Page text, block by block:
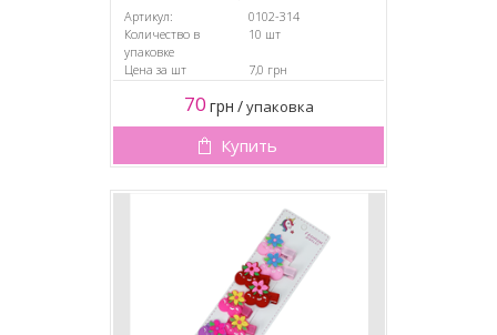
Артикул:
0102-314
Количество в
упаковке
10 шт
Цена за шт 7,0 грн
70 грн /упаковка
Купить